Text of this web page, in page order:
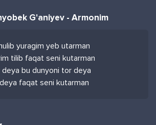
G'aniyev - Armonim
yuragim yeb utarman
tilib faqat seni kutarman
bu dunyoni tor deya
faqat seni kutarman